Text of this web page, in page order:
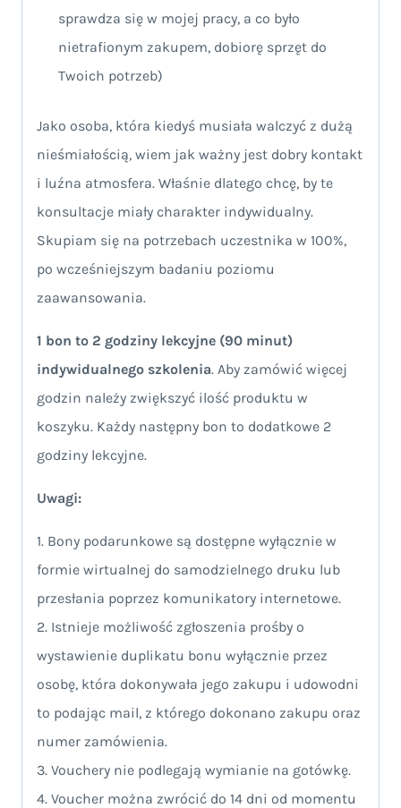
sprawdza się w mojej pracy, a co było
nietrafionym zakupem, dobiorę sprzęt do
Twoich potrzeb)
Jako osoba, która kiedyś musiała walczyć z dużą
nieśmiałością, wiem jak ważny jest dobry kontakt
i luźna atmosfera. Właśnie dlatego chcę, by te
konsultacje miały charakter indywidualny.
Skupiam się na potrzebach uczestnika w 100%,
po wcześniejszym badaniu poziomu
zaawansowania.
1 bon to 2 godziny lekcyjne (90 minut)
indywidualnego szkolenia. Aby zamówić więcej
godzin należy zwiększyć ilość produktu w
koszyku. Każdy następny bon to dodatkowe 2
godziny lekcyjne.
Uwagi:
1. Bony podarunkowe są dostępne wyłącznie w
formie wirtualnej do samodzielnego druku lub
przesłania poprzez komunikatory internetowe.
2. Istnieje możliwość zgłoszenia prośby o
wystawienie duplikatu bonu wyłącznie przez
osobę, która dokonywała jego zakupu i udowodni
to podając mail, z którego dokonano zakupu oraz
numer zamówienia.
3. Vouchery nie podlegają wymianie na gotówkę.
4. Voucher można zwrócić do 14 dni od momentu